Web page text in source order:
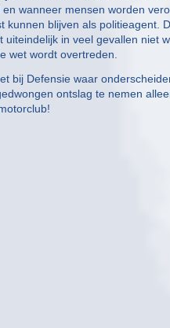
wanneer mensen worden
kunnen blijven als politieagent.
uiteindelijk in veel gevallen niet
wet wordt overtreden.
bij Defensie waar
ontslag te nemen